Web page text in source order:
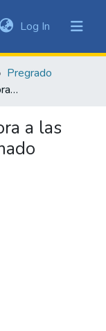
Log In (current)
Pregrado
Reparación transformadora a las víctimas del conflicto armado colombiano
a las